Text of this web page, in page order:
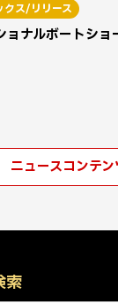
ナルボートショ
クス/リリース
ニュースコンテ
索